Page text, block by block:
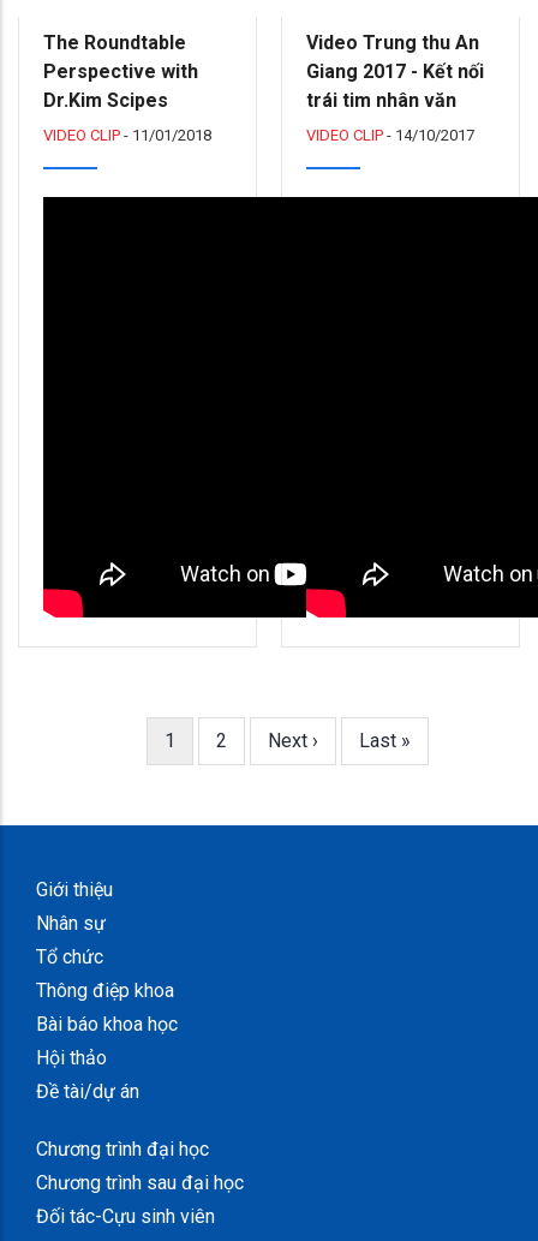
The Roundtable
Perspective with
Dr.Kim Scipes
VIDEO CLIP - 11/01/2018
Video Trung thu An
Giang 2017 - Kết nối
trái tim nhân văn
VIDEO CLIP - 14/10/2017
Trang
1 Trang
2
Next
Next ›
Last
Last »
Giới thiệu
Nhân sự
Tổ chức
Thông điệp khoa
Bài báo khoa học
Hội thảo
Đề tài/dự án
Chương trình đại học
Chương trình sau đại học
Đối tác-Cựu sinh viên